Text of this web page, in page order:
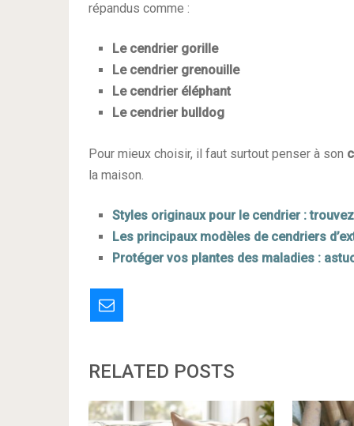
répandus comme :
Le cendrier gorille
Le cendrier grenouille
Le cendrier éléphant
Le cendrier bulldog
Pour mieux choisir, il faut surtout penser à son
la maison.
Styles originaux pour le cendrier :
Les principaux modèles de cendriers
Protéger vos plantes des maladies :
RELATED POSTS